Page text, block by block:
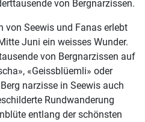
von Bergnarzissen.
von Seewis und Fanas erlebt
Juni ein weisses Wunder.
von Bergnarzissen auf
«Geissblüemli» oder
narzisse in Seewis auch
Rundwanderung
entlang der schönsten